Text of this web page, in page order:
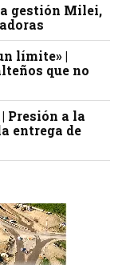
gestión Milei,
límite» |
que no
Presión a la
entrega de